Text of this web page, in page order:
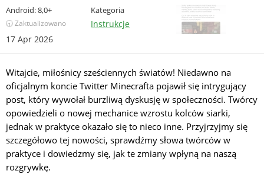
Android:8,0+
🕣 Zaktualizowano
17 Apr 2026
Kategoria
Instrukcje
Witajcie, miłośnicy sześciennych światów! Niedawno na
oficjalnym koncie Twitter Minecrafta pojawił się intrygujący
post, który wywołał burzliwą dyskusję w społeczności. Twórcy
opowiedzieli o nowej mechanice wzrostu kolców siarki,
jednak w praktyce okazało się to nieco inne. Przyjrzyjmy się
szczegółowo tej nowości, sprawdźmy słowa twórców w
praktyce i dowiedzmy się, jak te zmiany wpłyną na naszą
rozgrywkę.